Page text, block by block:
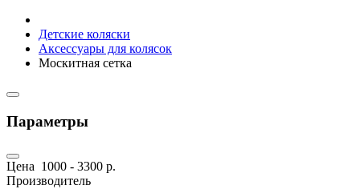
Детские коляски
Аксессуары для колясок
Москитная сетка
Параметры
Цена 1000 - 3300 р.
Производитель